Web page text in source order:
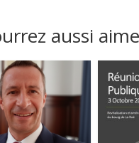
aussi